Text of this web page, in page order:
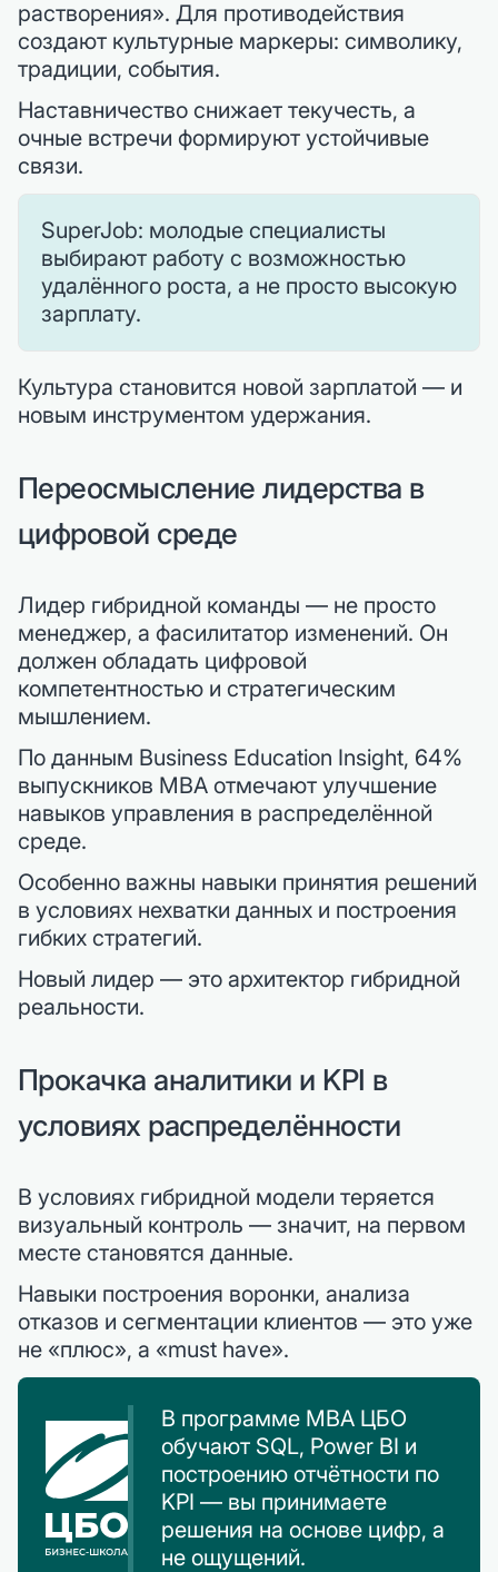
растворения». Для противодействия
создают культурные маркеры: символику,
традиции, события.
Наставничество снижает текучесть, а
очные встречи формируют устойчивые
связи.
SuperJob: молодые специалисты
выбирают работу с возможностью
удалённого роста, а не просто высокую
зарплату.
Культура становится новой зарплатой — и
новым инструментом удержания.
Переосмысление лидерства в
цифровой среде
Лидер гибридной команды — не просто
менеджер, а фасилитатор изменений. Он
должен обладать цифровой
компетентностью и стратегическим
мышлением.
По данным Business Education Insight, 64%
выпускников MBA отмечают улучшение
навыков управления в распределённой
среде.
Особенно важны навыки принятия решений
в условиях нехватки данных и построения
гибких стратегий.
Новый лидер — это архитектор гибридной
реальности.
Прокачка аналитики и KPI в
условиях распределённости
В условиях гибридной модели теряется
визуальный контроль — значит, на первом
месте становятся данные.
Навыки построения воронки, анализа
отказов и сегментации клиентов — это уже
не «плюс», а «must have».
В программе MBA ЦБО
обучают SQL, Power BI и
построению отчётности по
KPI — вы принимаете
решения на основе цифр, а
не ощущений.